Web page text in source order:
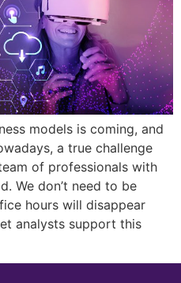
models is coming, and
a true challenge
of professionals with
We don’t need to be
hours will disappear
analysts support this